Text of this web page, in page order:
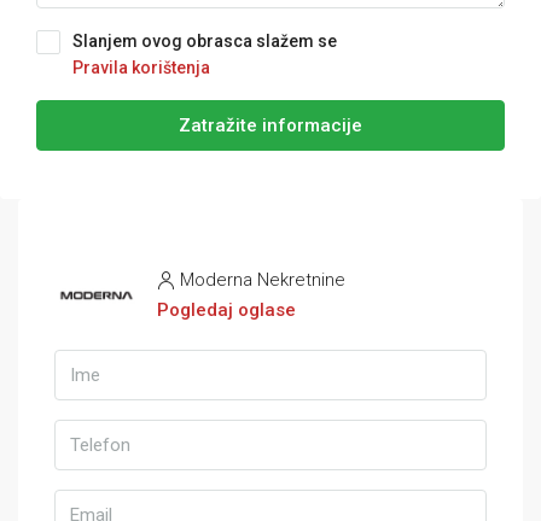
Slanjem ovog obrasca slažem se
Pravila korištenja
Zatražite informacije
Moderna Nekretnine
Pogledaj oglase